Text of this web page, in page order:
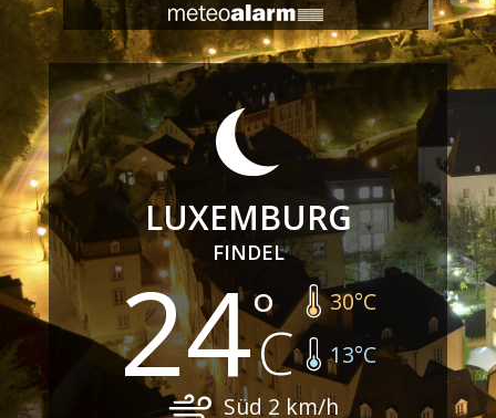
LUXEMBURG
FINDEL
24 30°C
13°C
Süd 2 km/h